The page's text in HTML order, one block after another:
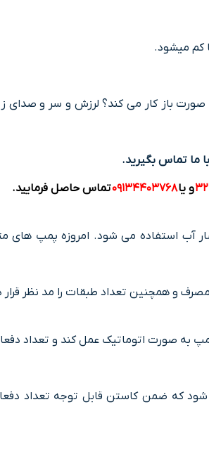
کم میشود.
صورت باز کار می کند؟ لرزش و سر و صدای
ما تماس بگیرید.
و یا۰۹۱۳۴۴۰۳۷۶۸تماس حاصل فرمایید.
آب استفاده می شود. امروزه پمپ های
و همچنین تعداد طبقات را مد نظر قرار
به صورت اتوماتیک عمل کند و
که ضمن کاستن قابل توجه تعداد